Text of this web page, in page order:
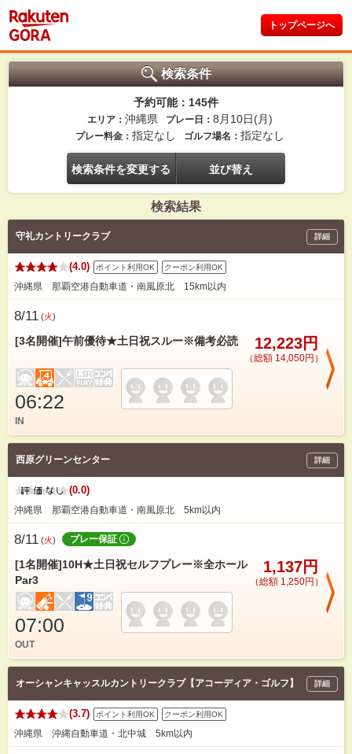
トップページへ
検索条件
予約可能：145件
エリア： 沖縄県 プレー日： 8月10日(月)
プレー料金： 指定なし ゴルフ場名： 指定なし
検索条件を変更する 並び替え
検索結果
守礼カントリークラブ 詳細
(4.0) ポイント利用OK クーポン利用OK
沖縄県 那覇空港自動車道・南風原北 15km以内
8/11 (火)
[3名開催]午前優待★土日祝スルー※備考必読 12,223円
（総額 14,050円）
06:22
IN
西原グリーンセンター 詳細
(0.0)
沖縄県 那覇空港自動車道・南風原北 5km以内
8/11 (火) プレー保証
[1名開催]10H★土日祝セルフプレー※全ホール
Par3
1,137円
（総額 1,250円）
07:00
OUT
オーシャンキャッスルカントリークラブ【アコーディア・ゴルフ】 詳細
(3.7) ポイント利用OK クーポン利用OK
沖縄県 沖縄自動車道・北中城 5km以内